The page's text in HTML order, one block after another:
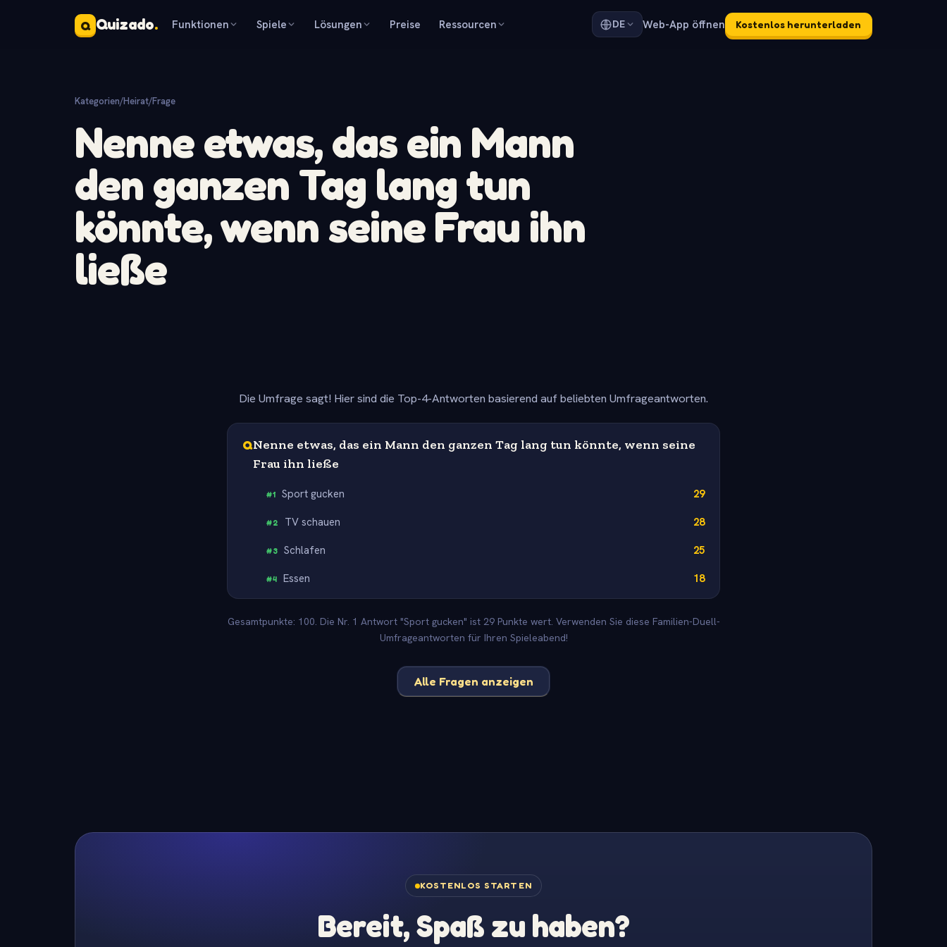
Q Quizado. Funktionen Spiele Lösungen Preise Ressourcen DE Web-App öffnen Kostenlos herunterladen
Kategorien/Heirat/Frage
Nenne etwas, das ein Mann
den ganzen Tag lang tun
könnte, wenn seine Frau ihn
ließe
Die Umfrage sagt! Hier sind die Top-4-Antworten basierend auf beliebten Umfrageantworten.
QNenne etwas, das ein Mann den ganzen Tag lang tun könnte, wenn seine
Frau ihn ließe
#1 Sport gucken 29
#2 TV schauen 28
#3 Schlafen 25
#4 Essen 18
Gesamtpunkte: 100. Die Nr. 1 Antwort "Sport gucken" ist 29 Punkte wert. Verwenden Sie diese Familien-Duell-
Umfrageantworten für Ihren Spieleabend!
Alle Fragen anzeigen
KOSTENLOS STARTEN
Bereit, Spaß zu haben?